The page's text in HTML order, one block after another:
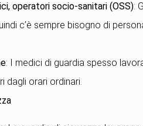
operatori socio-sanitari (OSS):
c’è sempre bisogno di
: I medici di guardia spesso
dagli orari ordinari.